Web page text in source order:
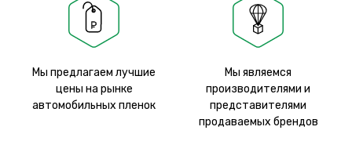
Мы предлагаем лучшие
цены на рынке
автомобильных пленок
Мы являемся
производителями и
представителями
продаваемых брендов